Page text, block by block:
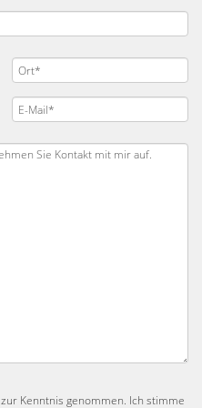
zur Kenntnis genommen. Ich stimme